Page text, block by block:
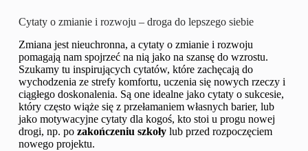
Cytaty o zmianie i rozwoju – droga do lepszego siebie
Zmiana jest nieuchronna, a cytaty o zmianie i rozwoju
pomagają nam spojrzeć na nią jako na szansę do wzrostu.
Szukamy tu inspirujących cytatów, które zachęcają do
wychodzenia ze strefy komfortu, uczenia się nowych rzeczy i
ciągłego doskonalenia. Są one idealne jako cytaty o sukcesie,
który często wiąże się z przełamaniem własnych barier, lub
jako motywacyjne cytaty dla kogoś, kto stoi u progu nowej
drogi, np. po zakończeniu szkołylub przed rozpoczęciem
nowego projektu.